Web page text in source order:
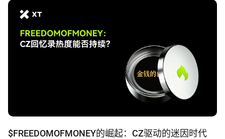
$FREEDOMOFMONEY的崛起：CZ驱动的迷因时代